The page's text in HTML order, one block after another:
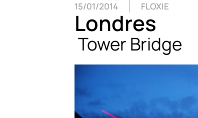
15/01/2014 FLOXIE
Londres
Tower Bridge